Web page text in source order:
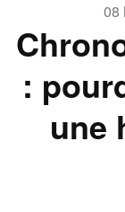
08
:
une